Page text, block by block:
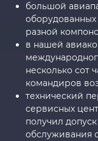
большой
оборудованных
разной
в нашей
несколько сот
командиров
технический
сервисных
получил
обслуживания